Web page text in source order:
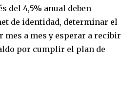
SUBSCRIBE
thePrivacy Policy.
del 4,5% anual deben
de identidad, determinar el
mes a mes y esperar a recibir
por cumplir el plan de